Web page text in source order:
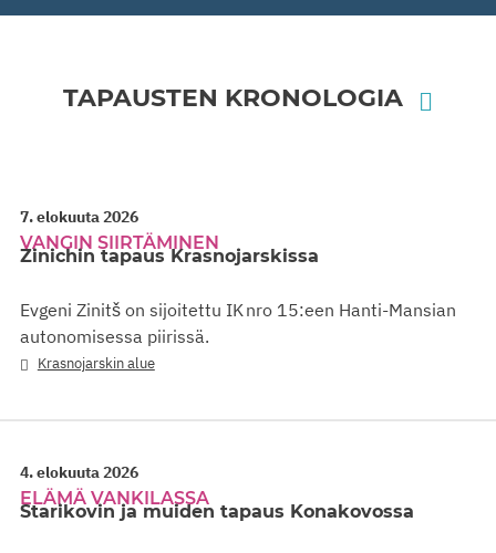
TAPAUSTEN KRONOLOGIA
7. elokuuta 2026
VANGIN SIIRTÄMINEN
Zinichin tapaus Krasnojarskissa
Evgeni Zinitš on sijoitettu IK nro 15:een Hanti-Mansian
autonomisessa piirissä.
Krasnojarskin alue
4. elokuuta 2026
ELÄMÄ VANKILASSA
Starikovin ja muiden tapaus Konakovossa